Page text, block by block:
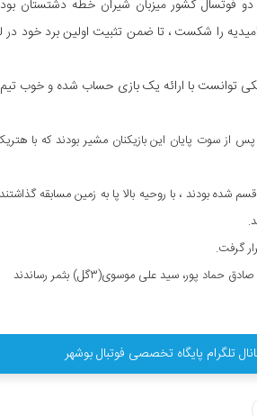
فوتسال کشور میزبان شیران خطه دشتستان بود
را شکست ، تا ضمن تثبیت اولین برد خود در
توانست با ارائه یک بازی حساب شده و خوب
پس از سوت پایان این بازیکنان مشیر بودند که با
شده بودند ، با روحیه بالا پا به زمین مسابقه
گرفت.
پور، سید علی موسوی(۳گل) بثمر رساندند
تلگرام پایگاه تخصصی فوتبال بوشهر